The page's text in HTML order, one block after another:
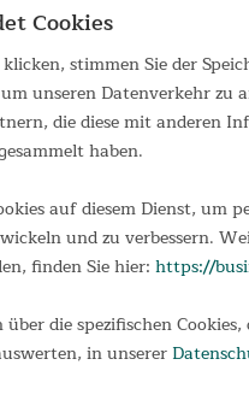
Hantel ins Heimstudio
kg in einem einzigen
macht den
von 1,5 kg bis 18 kg für
für
separate Hanteln und
Halt und optimale
Kunststoff mit
Spezialablage für
für alle
Cookies
stimmen Sie der
unseren Datenverkehr
die diese mit anderen
haben.
auf diesem Dienst, um
und zu verbessern.
finden Sie hier: https://
die spezifischen
in unserer